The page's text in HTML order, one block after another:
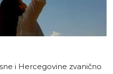
i Hercegovine zvanično